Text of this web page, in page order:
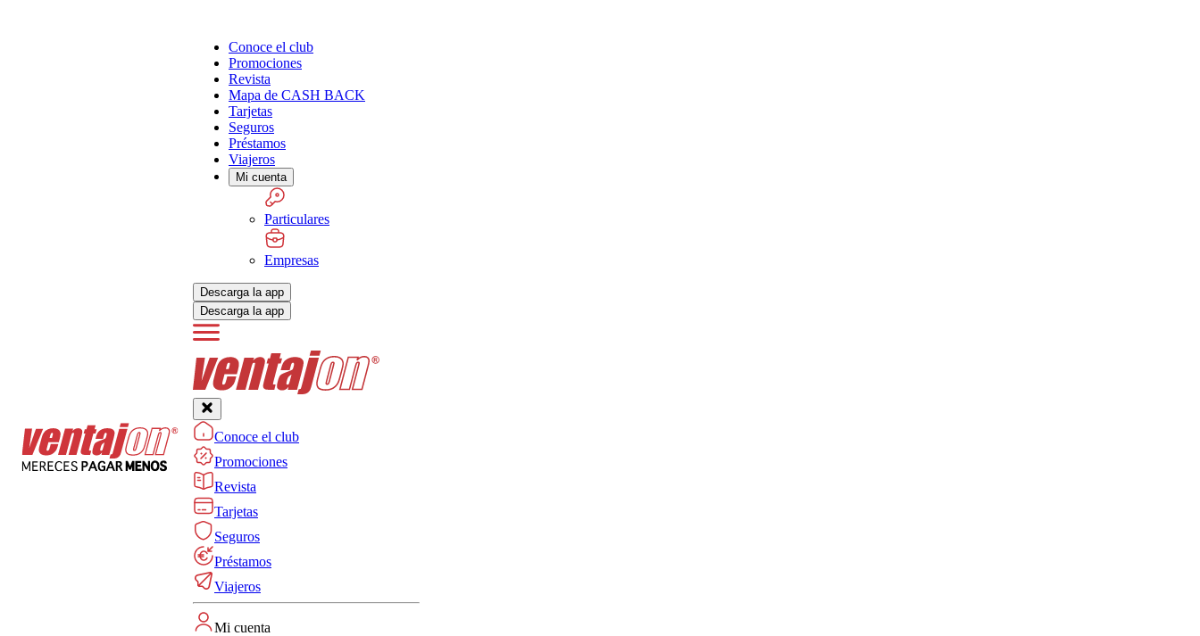
Conoce el club
Promociones
Revista
Mapa de CASH BACK
Tarjetas
Seguros
Préstamos
Viajeros
Mi cuenta
Particulares
Empresas
Descarga la app
Descarga la app
Conoce el club
Promociones
Revista
Tarjetas
Seguros
Préstamos
Viajeros
Mi cuenta